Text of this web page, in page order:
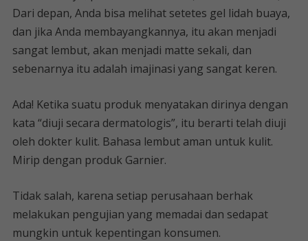
Dari depan, Anda bisa melihat setetes gel lidah buaya,
dan jika Anda membayangkannya, itu akan menjadi
sangat lembut, akan menjadi matte sekali, dan
sebenarnya itu adalah imajinasi yang sangat keren.
Ada! Ketika suatu produk menyatakan dirinya dengan
kata “diuji secara dermatologis”, itu berarti telah diuji
oleh dokter kulit. Bahasa lembut aman untuk kulit.
Mirip dengan produk Garnier.
Tidak salah, karena setiap perusahaan berhak
melakukan pengujian yang memadai dan sedapat
mungkin untuk kepentingan konsumen.